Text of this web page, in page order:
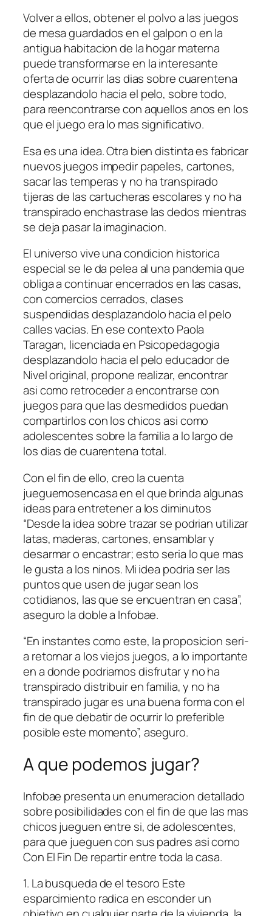
Volver a ellos, obtener el polvo a las juegos
de mesa guardados en el galpon o en la
antigua habitacion de la hogar materna
puede transformarse en la interesante
oferta de ocurrir las dias sobre cuarentena
desplazandolo hacia el pelo, sobre todo,
para reencontrarse con aquellos anos en los
que el juego era lo mas significativo.
Esa es una idea. Otra bien distinta es fabricar
nuevos juegos impedir papeles, cartones,
sacar las temperas y no ha transpirado
tijeras de las cartucheras escolares y no ha
transpirado enchastrase las dedos mientras
se deja pasar la imaginacion.
El universo vive una condicion historica
especial se le da pelea al una pandemia que
obliga a continuar encerrados en las casas,
con comercios cerrados, clases
suspendidas desplazandolo hacia el pelo
calles vacias. En ese contexto Paola
Taragan, licenciada en Psicopedagogia
desplazandolo hacia el pelo educador de
Nivel original, propone realizar, encontrar
asi­ como retroceder a encontrarse con
juegos para que las desmedidos puedan
compartirlos con los chicos asi­ como
adolescentes sobre la familia a lo largo de
los dias de cuarentena total.
Con el fin de ello, creo la cuenta
jueguemosencasa en el que brinda algunas
ideas para entretener a los diminutos
“Desde la idea sobre trazar se podri­an utilizar
latas, maderas, cartones, ensamblar y
desarmar o encastrar; esto seri­a lo que mas
le gusta a los ninos. Mi idea podri­a ser las
puntos que usen de jugar sean los
cotidianos, las que se encuentran en casa”,
aseguro la doble a Infobae.
“En instantes como este, la proposicion seri­
a retornar a los viejos juegos, a lo importante
en a donde podri­amos disfrutar y no ha
transpirado distribuir en familia, y no ha
transpirado jugar es una buena forma con el
fin de que debatir de ocurrir lo preferible
posible este momento”, aseguro.
A que podemos jugar?
Infobae presenta un enumeracion detallado
sobre posibilidades con el fin de que las mas
chicos jueguen entre si, de adolescentes,
para que jueguen con sus padres asi­ como
Con El Fin De repartir entre toda la casa.
1. La busqueda de el tesoro Este
esparcimiento radica en esconder un